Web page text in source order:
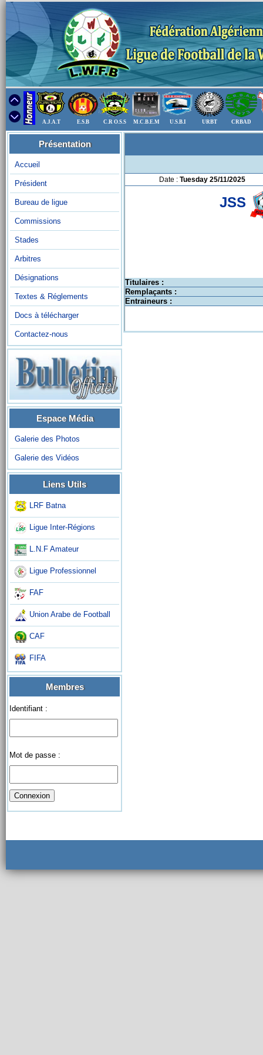
A.J.A.T E.S.B C.R O.S.S M.C.B.E.M U.S.B.I URBT CRBAD
Présentation
Accueil
Président
Bureau de ligue
Commissions
Stades
Arbitres
Désignations
Textes & Réglements
Docs à télécharger
Contactez-nous
Espace Média
Galerie des Photos
Galerie des Vidéos
Liens Utils
LRF Batna
Ligue Inter-Régions
L.N.F Amateur
Ligue Professionnel
FAF
Union Arabe de Football
CAF
FIFA
Membres
Identifiant :
Mot de passe :
Date : Tuesday 25/11/2025
JSS
Titulaires :
Remplaçants :
Entraineurs :